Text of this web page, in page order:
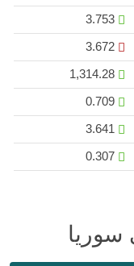
3.753
3.672
1,314.28
0.709
0.307
سوريا